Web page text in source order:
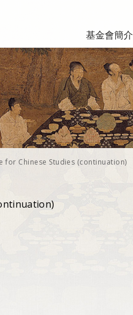
基金會簡介
for Chinese Studies (continuation)